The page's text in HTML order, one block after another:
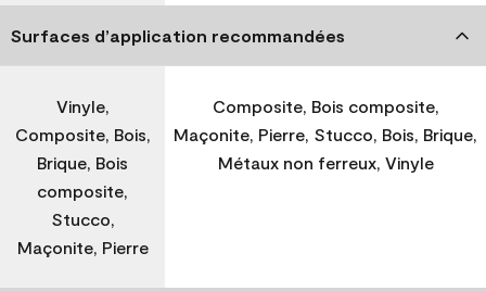
Surfaces d’application recommandées
Vinyle,
Composite, Bois,
Brique, Bois
composite,
Stucco,
Maçonite, Pierre
Composite, Bois composite,
Maçonite, Pierre, Stucco, Bois, Brique,
Métaux non ferreux, Vinyle